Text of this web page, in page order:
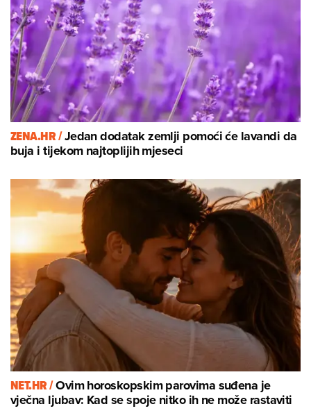
ZENA.HR /Jedan dodatak zemlji pomoći će lavandi da
buja i tijekom najtoplijih mjeseci
NET.HR /Ovim horoskopskim parovima suđena je
vječna ljubav: Kad se spoje nitko ih ne može rastaviti